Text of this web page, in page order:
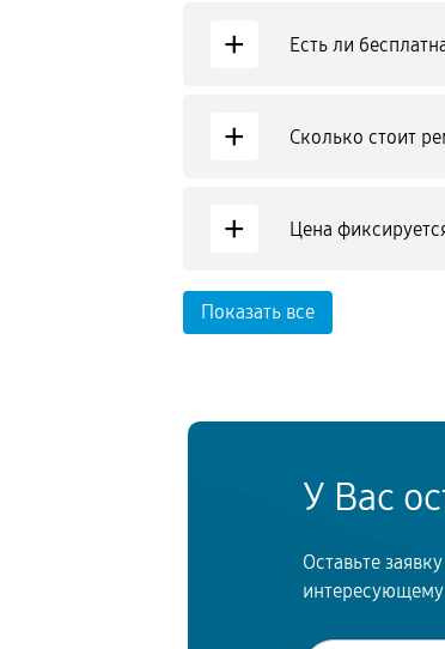
+ Есть ли
+ Сколько стоит
+ Цена
Показать все
У Вас
Оставьте